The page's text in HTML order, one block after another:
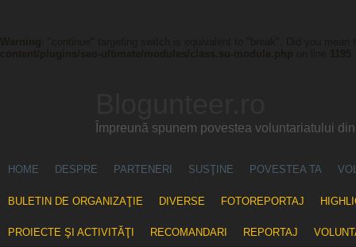
Împreună spunem povestea voluntariatului
HOME DESPRE PARTENERI SUSŢINE POVESTEA TA
BULETIN DE ORGANIZAŢIE DIVERSE FOTOREPORTAJ
PROIECTE ŞI ACTIVITĂŢI RECOMANDARI REPORTAJ